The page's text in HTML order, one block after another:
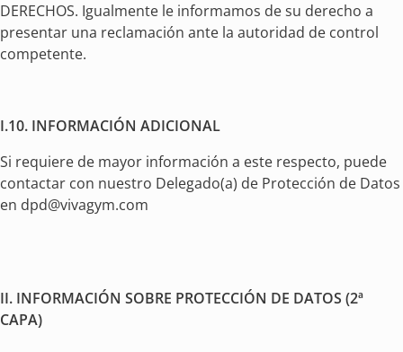
DERECHOS. Igualmente le informamos de su derecho a
presentar una reclamación ante la autoridad de control
competente.
I.10. INFORMACIÓN ADICIONAL
Si requiere de mayor información a este respecto, puede
contactar con nuestro Delegado(a) de Protección de Datos
en dpd@vivagym.com
II. INFORMACIÓN SOBRE PROTECCIÓN DE DATOS (2ª
CAPA)